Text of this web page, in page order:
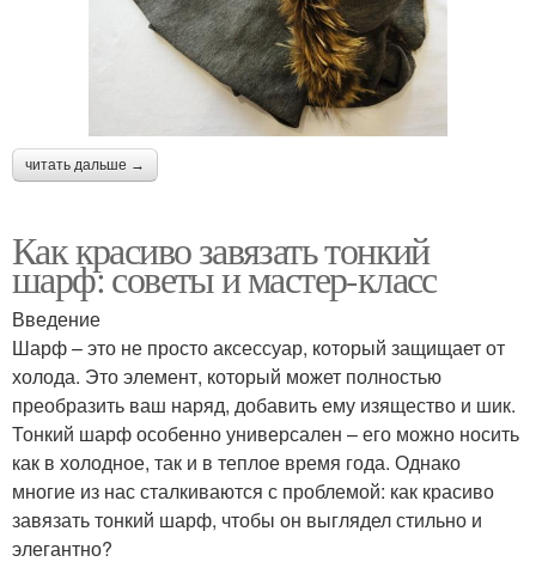
читать дальше →
Как красиво завязать тонкий
шарф: советы и мастер-класс
Введение
Шарф – это не просто аксессуар, который защищает от
холода. Это элемент, который может полностью
преобразить ваш наряд, добавить ему изящество и шик.
Тонкий шарф особенно универсален – его можно носить
как в холодное, так и в теплое время года. Однако
многие из нас сталкиваются с проблемой: как красиво
завязать тонкий шарф, чтобы он выглядел стильно и
элегантно?